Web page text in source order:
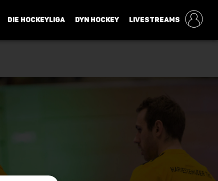
DIE HOCKEYLIGA DYN HOCKEY LIVESTREAMS